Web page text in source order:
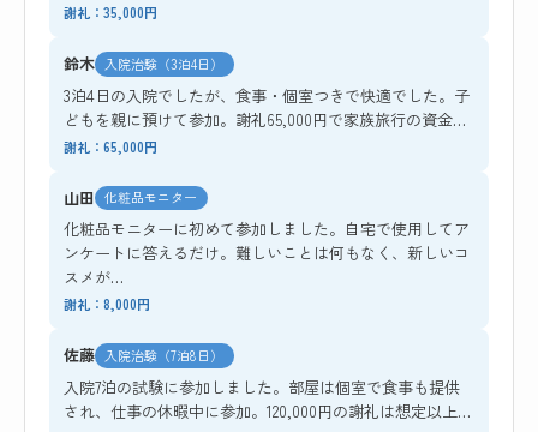
謝礼：35,000円
鈴木 入院治験（3泊4日）
3泊4日の入院でしたが、食事・個室つきで快適でした。子
どもを親に預けて参加。謝礼65,000円で家族旅行の資金…
謝礼：65,000円
山田 化粧品モニター
化粧品モニターに初めて参加しました。自宅で使用してア
ンケートに答えるだけ。難しいことは何もなく、新しいコ
スメが…
謝礼：8,000円
佐藤 入院治験（7泊8日）
入院7泊の試験に参加しました。部屋は個室で食事も提供
され、仕事の休暇中に参加。120,000円の謝礼は想定以上…